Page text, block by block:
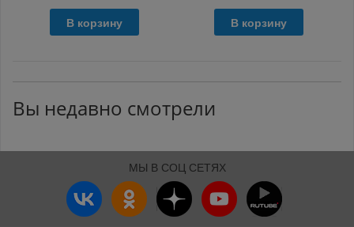
В корзину В корзину
Вы недавно смотрели
МЫ В СОЦ СЕТЯХ